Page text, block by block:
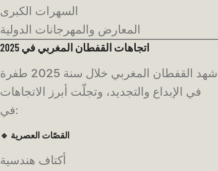
السهرات الكبرى
المعارض والمهرجانات الدولية
اتجاهات القفطان المغربي في 2025
شهد القفطان المغربي خلال سنة 2025 طفرة
في الإبداع والتجديد، وتجلّت أبرز الاتجاهات
في:
🔹 القصّات العصرية
أكتاف هندسية